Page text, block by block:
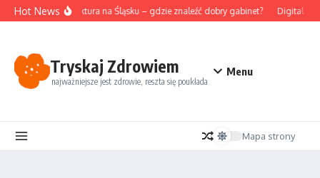
Przejdź do treści
Hot NewsAkupunktura na Śląsku – gdzie znaleźć dobry gabinet? Digital
Tryskaj Zdrowiem
najważniejsze jest zdrowie, reszta się poukłada
Menu
Mapa strony